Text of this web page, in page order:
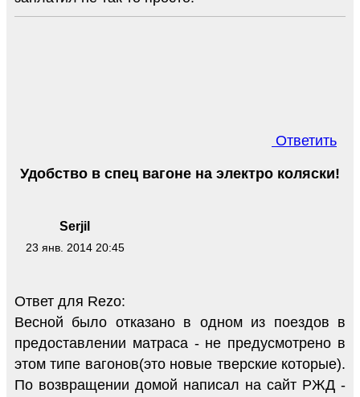
Ответить
Serjil
23 янв. 2014 20:45
Удобство в спец вагоне на электро коляски!
Ответ для Rezo:
Весной было отказано в одном из поездов в
предоставлении матраса - не предусмотрено в
этом типе вагонов(это новые тверские которые).
По возвращении домой написал на сайт РЖД -